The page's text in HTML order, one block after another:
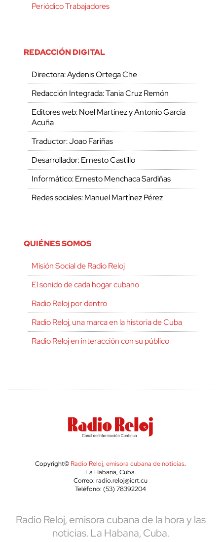
Periódico Trabajadores
REDACCIÓN DIGITAL
Directora: Aydenis Ortega Che
Redacción Integrada: Tania Cruz Remón
Editores web: Noel Martínez y Antonio García
Acuña
Traductor: Joao Fariñas
Desarrollador: Ernesto Castillo
Informático: Ernesto Menchaca Sardiñas
Redes sociales: Manuel Martínez Pérez
QUIÉNES SOMOS
Misión Social de Radio Reloj
El sonido de cada hogar cubano
Radio Reloj por dentro
Radio Reloj, una marca en la historia de Cuba
Radio Reloj en interacción con su público
Copyright© Radio Reloj, emisora cubana de noticias.
La Habana, Cuba.
Correo: radio.reloj@icrt.cu
Teléfono: (53) 78392204
Radio Reloj, emisora cubana de la hora y las
noticias. La Habana, Cuba.